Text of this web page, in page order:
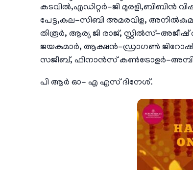
കടവിൽ,എഡിറ്റർ-ജി
പേട്ട,കല-സിബി അമരവിള,
തിരൂർ, ആര്യ ജി രാജ്, സ്റ്റിൽസ്-
ജയകുമാർ, ആക്ഷൻ-ഡ്രാഗൺ
സജീബ്, ഫിനാൻസ് കൺട്രോളർ-അമ്പിളി
പി ആർ ഓ- എ എസ് ദിനേശ്.